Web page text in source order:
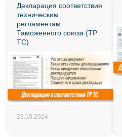
Декларация соответствия
техническим
регламентам
Таможенного союза (ТР
ТС)
23.10.2024